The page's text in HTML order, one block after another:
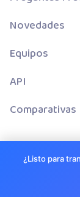
Novedades
Equipos
API
Comparativas
¿Listo para